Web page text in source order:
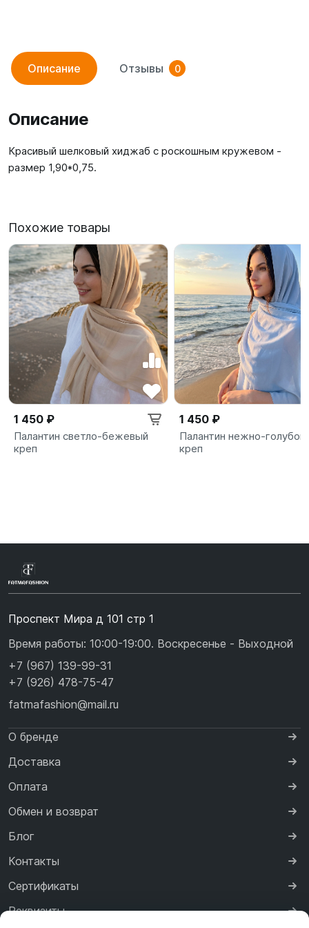
Описание Отзывы 0
Описание
Красивый шелковый хиджаб с роскошным кружевом -
размер 1,90*0,75.
Похожие товары
1 450 ₽
Палантин светло-бежевый
креп
1 450 ₽
Палантин нежно-голубой
креп
Проспект Мира д 101 стр 1
Время работы: 10:00-19:00. Воскресенье - Выходной
+7 (967) 139-99-31
+7 (926) 478-75-47
fatmafashion@mail.ru
О бренде
Доставка
Оплата
Обмен и возврат
Блог
Контакты
Сертификаты
Реквизиты